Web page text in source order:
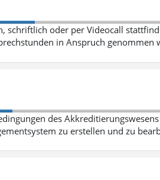
schriftlich oder per Videocall
in Anspruch genommen
des
zu erstellen und zu